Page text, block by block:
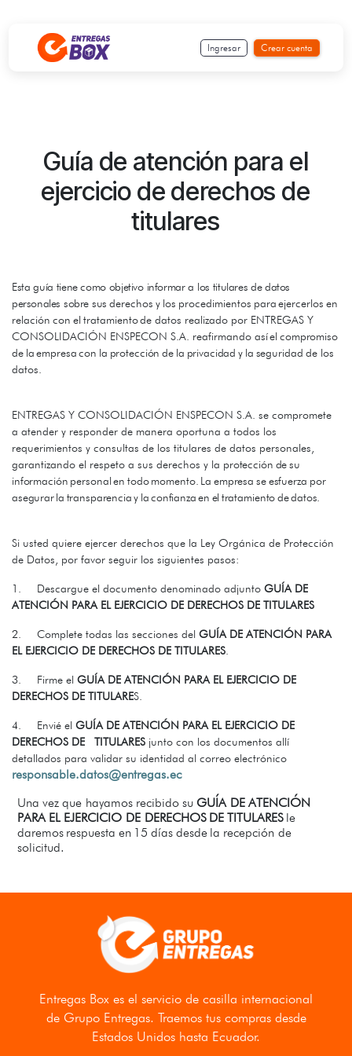
Ingresar Crear cuenta
Guía de atención para el
ejercicio de derechos de
titulares
Esta guía tiene como objetivo informar a los titulares de datos
personales sobre susderechos y los procedimientos para ejercerlos en
relación con el tratamientode datos realizado por ENTREGAS Y
CONSOLIDACIÓN ENSPECON S.A. reafirmando asíel compromiso
de laempresacon la protección de la privacidad y la seguridadde los
datos.
ENTREGAS Y CONSOLIDACIÓN ENSPECON S.A. se compromete
a atender y responder de manera oportuna a todos los
requerimientos y consultas de los titulares de datos personales,
garantizando el respeto a sus derechos y la protección desu
información personalen todo momento. La empresa seesfuerza por
asegurarla transparenciay laconfianzaen el tratamientodedatos.
Si usted quiere ejercer derechos que la Ley Orgánica de Protección
de Datos, por favor seguir los siguientes pasos:
1. Descargue el documento denominado adjunto GUÍA DE
ATENCIÓN PARA EL EJERCICIO DE DERECHOS DE TITULARES
2. Complete todas las secciones del GUÍA DE ATENCIÓN PARA
EL EJERCICIO DE DERECHOS DE TITULARES
3. Firme el GUÍA DE ATENCIÓN PARA EL EJERCICIO DE
DERECHOS DE TITULARES.
4. Envié el GUÍA DE ATENCIÓN PARA EL EJERCICIO DE
DERECHOS DE
TITULARES junto con los documentos allí
detallados para validar su identidad al correo electrónico
responsable.datos@entregas.ec
Una vez que hayamos recibido su GUÍA DE ATENCIÓN
PARA EL EJERCICIO DE DERECHOS DE TITULARES le
daremos respuesta en 15 días desde la recepción de
solicitud.
Entregas Box es el servicio de casilla internacional
de Grupo Entregas. Traemos tus compras desde
Estados Unidos hasta Ecuador.